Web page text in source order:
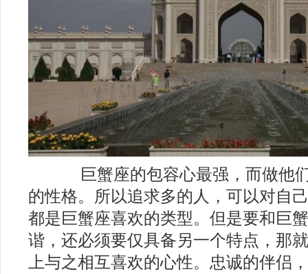
巨蟹座的包容心最强，而做他
的性格。所以追求多的人，可以对自
都是巨蟹座喜欢的类型。但是要和巨
谐，还必须要仅具备另一个特点，那
上与之相互喜欢的心性。忠诚的伴侣